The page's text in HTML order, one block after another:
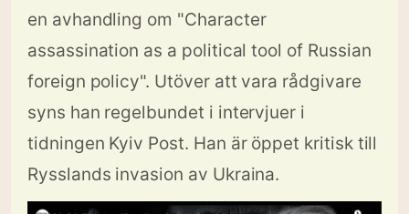
en avhandling om "Character
assassination as a political tool of Russian
foreign policy". Utöver att vara rådgivare
syns han regelbundet i intervjuer i
tidningen Kyiv Post. Han är öppet kritisk till
Rysslands invasion av Ukraina.